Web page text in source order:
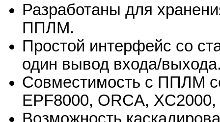
Разработаны для
ППЛМ.
Простой интерфейс со
один вывод входа/
Совместимость с ППЛМ
EPF8000, ORCA,